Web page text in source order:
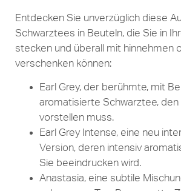
Entdecken Sie unverzüglich diese
Schwarztees in Beuteln, die Sie in
stecken und überall mit hinnehmen
verschenken können:
Earl Grey, der berühmte, mit
aromatisierte Schwarztee,
vorstellen muss.
Earl Grey Intense, eine neu
Version, deren intensiv
Sie beeindrucken wird.
Anastasia, eine subtile